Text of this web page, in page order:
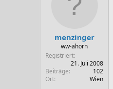
menzinger
ww-ahorn
Registriert
21. Juli 2008
Beiträge
102
Ort
Wien